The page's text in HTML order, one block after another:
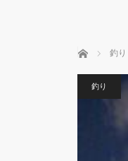
ホーム 釣り
釣り